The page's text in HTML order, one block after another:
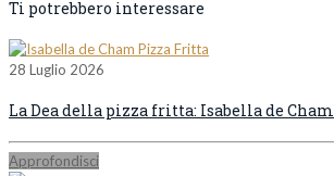
Ti potrebbero interessare
28 Luglio 2026
La Dea della pizza fritta: Isabella de Cham
Approfondisci